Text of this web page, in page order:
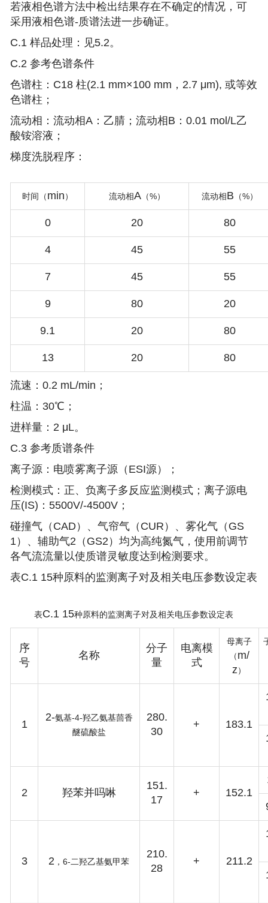
若液相色谱方法中检出结果存在不确定的情况，可
采用液相色谱-质谱法进一步确证。
C.1 样品处理：见5.2。
C.2 参考色谱条件
色谱柱：C18 柱(2.1 mm×100 mm，2.7 μm), 或等效
色谱柱；
流动相：流动相A：乙腈；流动相B：0.01 mol/L乙
酸铵溶液；
梯度洗脱程序：
时间（ min ） 流动相A（%） 流动相 B （%）
0 20 80
4 45 55
7 45 55
9 80 20
9.1 20 80
13 20 80
流速：0.2 mL/min；
柱温：30℃；
进样量：2 μL。
C.3 参考质谱条件
离子源：电喷雾离子源（ESI源）；
检测模式：正、负离子多反应监测模式；离子源电
压(IS)：5500V/-4500V；
碰撞气（CAD）、气帘气（CUR）、雾化气（GS
1）、辅助气2（GS2）均为高纯氮气，使用前调节
各气流流量以使质谱灵敏度达到检测要求。
表C.1 15种原料的监测离子对及相关电压参数设定表
表C.1 15种原料的监测离子对及相关电压参数设定表
序
号
名称
分子
量
电离模
式
母离子
（ m/
z）
1
2-氨基-4-羟乙氨基茴香
醚硫酸盐
280.
30
+ 183.1
2 羟苯并吗啉
151.
17
+ 152.1
3 2 ，6-二羟乙基氨甲苯
210.
28
+ 211.2